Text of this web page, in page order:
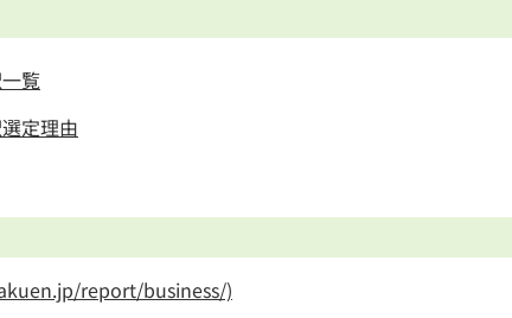
覧
定理由
report/business/)